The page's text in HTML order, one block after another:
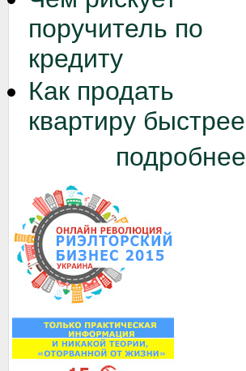
поручитель по
кредиту
Как продать
квартиру быстрее
подробнее